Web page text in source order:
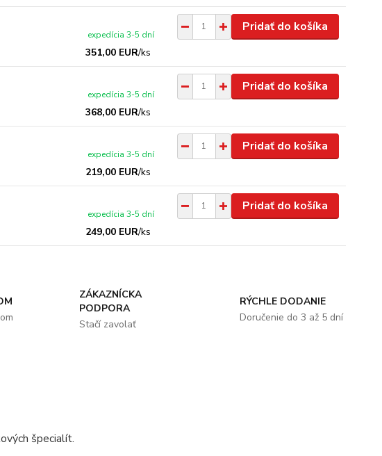
351,00 EUR/ks
expedícia 3-5 dní
Pridať do košíka
368,00 EUR/ks
expedícia 3-5 dní
Pridať do košíka
219,00 EUR/ks
expedícia 3-5 dní
Pridať do košíka
249,00 EUR/ks
expedícia 3-5 dní
Pridať do košíka
ZÁKAZNÍCKA
PODPORA
Stačí zavolať
RÝCHLE DODANIE
Doručenie do 3 až 5 dní
špecialít.